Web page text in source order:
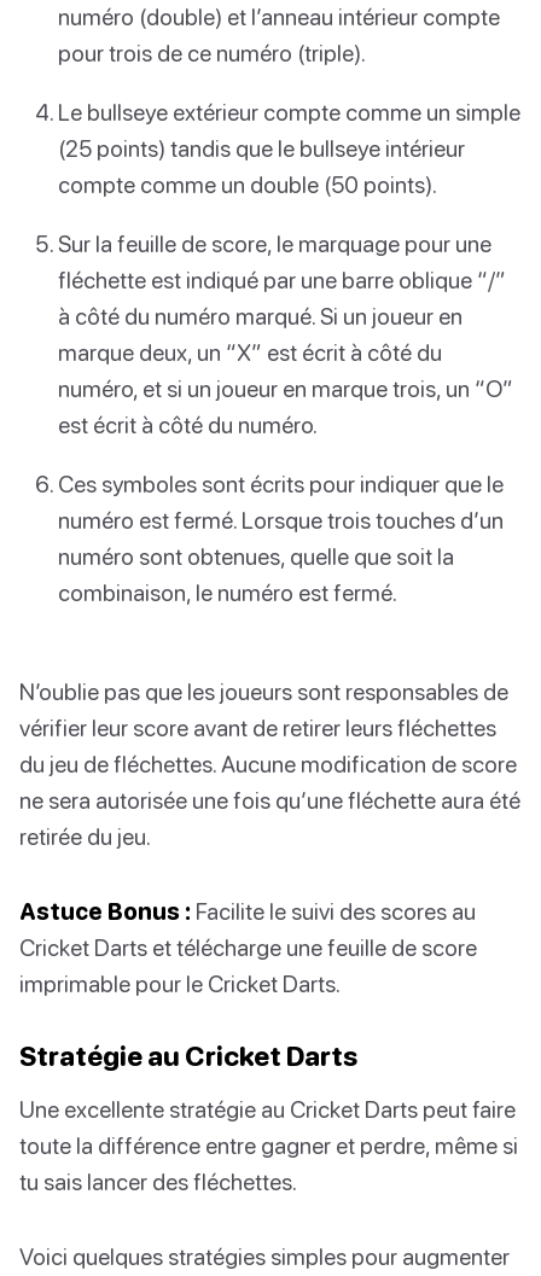
numéro (double) et l’anneau intérieur compte
pour trois de ce numéro (triple).
Le bullseye extérieur compte comme un simple
(25 points) tandis que le bullseye intérieur
compte comme un double (50 points).
Sur la feuille de score, le marquage pour une
fléchette est indiqué par une barre oblique “/”
à côté du numéro marqué. Si un joueur en
marque deux, un “X” est écrit à côté du
numéro, et si un joueur en marque trois, un “O”
est écrit à côté du numéro.
Ces symboles sont écrits pour indiquer que le
numéro est fermé. Lorsque trois touches d’un
numéro sont obtenues, quelle que soit la
combinaison, le numéro est fermé.
N’oublie pas que les joueurs sont responsables de
vérifier leur score avant de retirer leurs fléchettes
du jeu de fléchettes. Aucune modification de score
ne sera autorisée une fois qu’une fléchette aura été
retirée du jeu.
Astuce Bonus : Facilite le suivi des scores au
Cricket Darts et télécharge une feuille de score
imprimable pour le Cricket Darts.
Stratégie au Cricket Darts
Une excellente stratégie au Cricket Darts peut faire
toute la différence entre gagner et perdre, même si
tu sais lancer des fléchettes.
Voici quelques stratégies simples pour augmenter